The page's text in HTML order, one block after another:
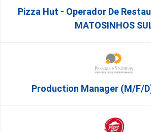
Pizza Hut - Operador De
MATOSINHOS
Production Manager (m/f/